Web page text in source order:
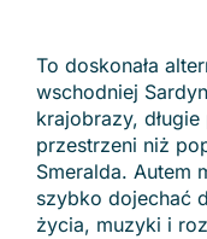
To doskonała
wschodniej
krajobrazy,
przestrzeni niż
Smeralda. Autem
szybko dojechać
życia, muzyki i